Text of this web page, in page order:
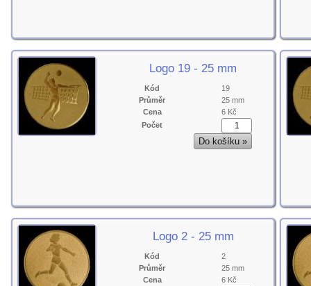
Logo 19 - 25 mm
Kód
19
Průměr
25 mm
Cena
6 Kč
Počet
Logo 2 - 25 mm
Kód
2
Průměr
25 mm
Cena
6 Kč